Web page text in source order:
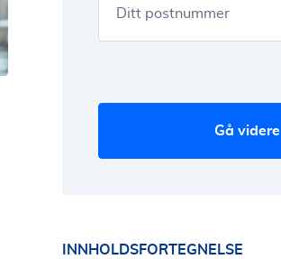
Ditt postnummer
gå videre
INNHOLDSFORTEGNELSE